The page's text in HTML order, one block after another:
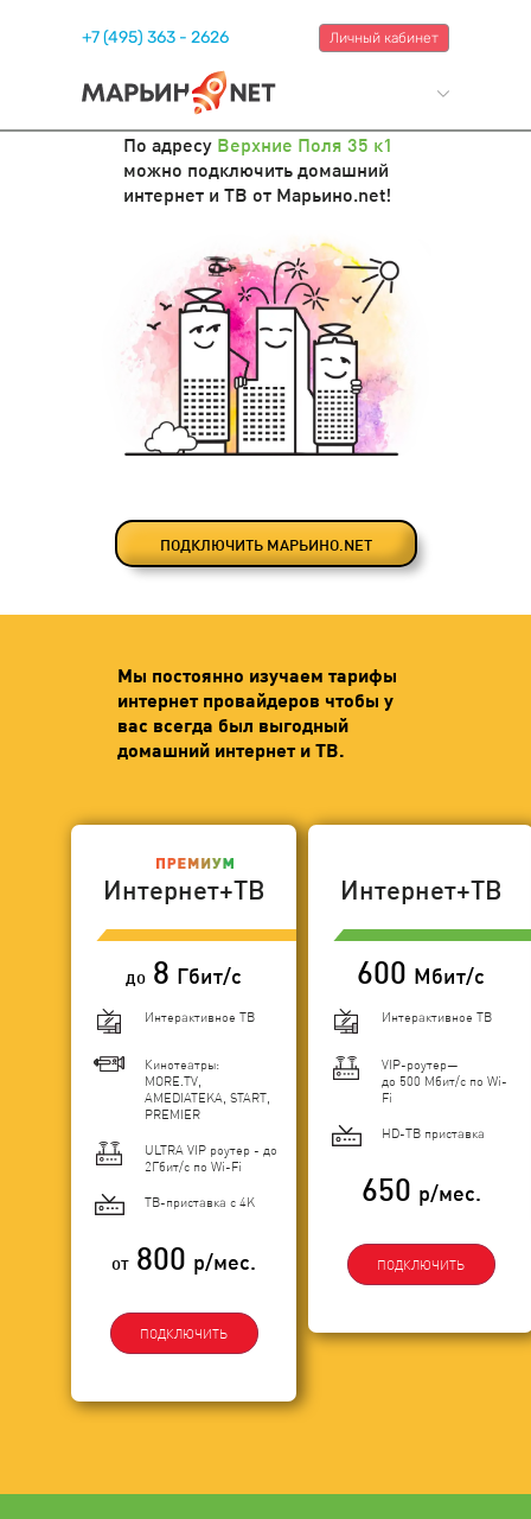
+7 (495) 363 - 2626 Личный кабинет
По адресу Верхние Поля 35 к1
можно подключить домашний
интернет и ТВ от Марьино.net!
ПОДКЛЮЧИТЬ МАРЬИНО.NET
Мы постоянно изучаем тарифы
интернет провайдеров чтобы у
вас всегда был выгодный
домашний интернет и ТВ.
Интернет+ТВ
до 8 Гбит/с
Интерактивное ТВ
Кинотеатры:
MORE.TV,
AMEDIATEKA, START,
PREMIER
ULTRA VIP роутер - до
2Гбит/c по Wi-Fi
ТВ-приставка с 4K
от 800 р/мес.
ПОДКЛЮЧИТЬ
Интернет+ТВ
600 Мбит/с
Интерактивное ТВ
VIP-роутер—
до 500 Мбит/с по Wi-
Fi
HD-ТВ приставка
650 р/мес.
ПОДКЛЮЧИТЬ